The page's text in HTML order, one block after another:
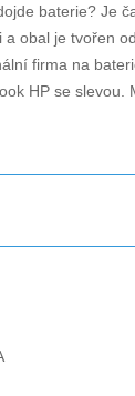
baterie? Je
obal je tvořen
firma na
HP se slevou.